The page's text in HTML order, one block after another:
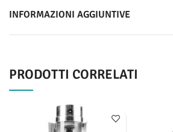
INFORMAZIONI AGGIUNTIVE
PRODOTTI CORRELATI